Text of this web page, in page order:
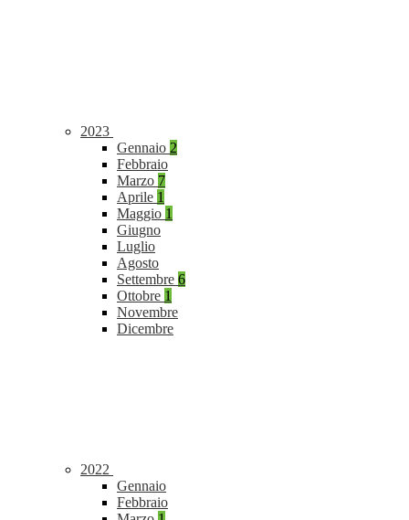
2023
Gennaio 2
Febbraio
Marzo 7
Aprile 1
Maggio 1
Giugno
Luglio
Agosto
Settembre 6
Ottobre 1
Novembre
Dicembre
2022
Gennaio
Febbraio